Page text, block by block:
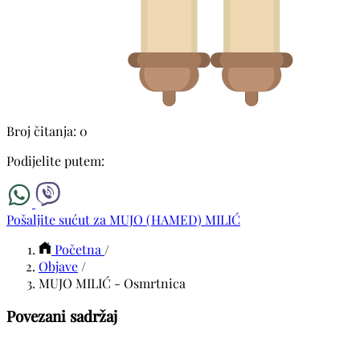
Broj čitanja: 0
Podijelite putem:
Pošaljite sućut za MUJO (HAMED) MILIĆ
Početna /
Objave /
MUJO MILIĆ - Osmrtnica
Povezani sadržaj